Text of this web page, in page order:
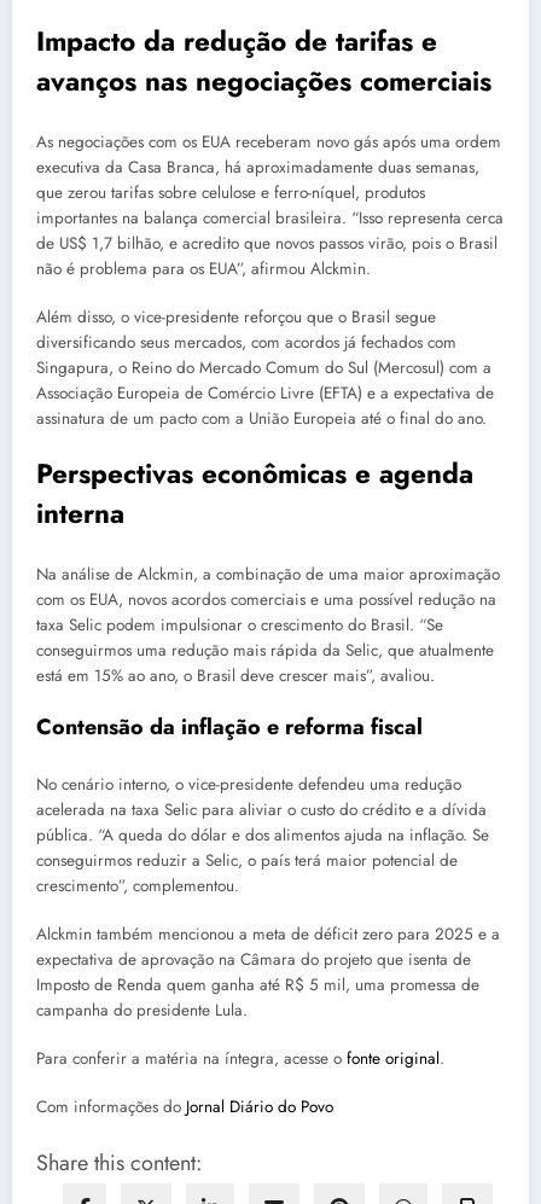
Impacto da redução de tarifas e
avanços nas negociações comerciais
As negociações com os EUA receberam novo gás após uma ordem
executiva da Casa Branca, há aproximadamente duas semanas,
que zerou tarifas sobre celulose e ferro-níquel, produtos
importantes na balança comercial brasileira. “Isso representa cerca
de US$ 1,7 bilhão, e acredito que novos passos virão, pois o Brasil
não é problema para os EUA”, afirmou Alckmin.
Além disso, o vice-presidente reforçou que o Brasil segue
diversificando seus mercados, com acordos já fechados com
Singapura, o Reino do Mercado Comum do Sul (Mercosul) com a
Associação Europeia de Comércio Livre (EFTA) e a expectativa de
assinatura de um pacto com a União Europeia até o final do ano.
Perspectivas econômicas e agenda
interna
Na análise de Alckmin, a combinação de uma maior aproximação
com os EUA, novos acordos comerciais e uma possível redução na
taxa Selic podem impulsionar o crescimento do Brasil. “Se
conseguirmos uma redução mais rápida da Selic, que atualmente
está em 15% ao ano, o Brasil deve crescer mais”, avaliou.
Contensão da inflação e reforma fiscal
No cenário interno, o vice-presidente defendeu uma redução
acelerada na taxa Selic para aliviar o custo do crédito e a dívida
pública. “A queda do dólar e dos alimentos ajuda na inflação. Se
conseguirmos reduzir a Selic, o país terá maior potencial de
crescimento”, complementou.
Alckmin também mencionou a meta de déficit zero para 2025 e a
expectativa de aprovação na Câmara do projeto que isenta de
Imposto de Renda quem ganha até R$ 5 mil, uma promessa de
campanha do presidente Lula.
Para conferir a matéria na íntegra, acesse o fonte original.
Com informações do Jornal Diário do Povo
Share this content: